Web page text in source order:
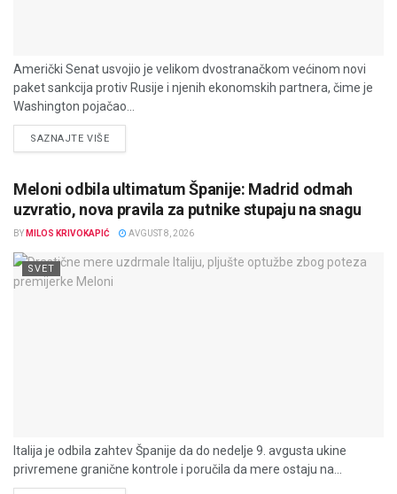
Američki Senat usvojio je velikom dvostranačkom većinom novi
paket sankcija protiv Rusije i njenih ekonomskih partnera, čime je
Washington pojačao...
SAZNAJTE VIŠEDETAILS
Meloni odbila ultimatum Španije: Madrid odmah
uzvratio, nova pravila za putnike stupaju na snagu
BY MILOS KRIVOKAPIĆ AVGUST 8, 2026
SVET
Italija je odbila zahtev Španije da do nedelje 9. avgusta ukine
privremene granične kontrole i poručila da mere ostaju na...